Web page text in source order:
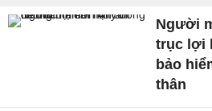
Người
trục lợi
bảo
thân